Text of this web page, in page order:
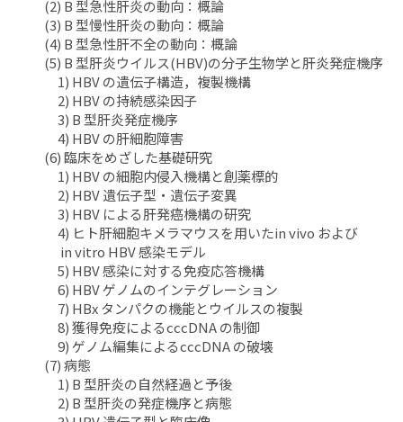
(2) B 型急性肝炎の動向：概論
(3) B 型慢性肝炎の動向：概論
(4) B 型急性肝不全の動向：概論
(5) B 型肝炎ウイルス(HBV)の分子生物学と肝炎発症機序
1) HBV の遺伝子構造，複製機構
2) HBV の持続感染因子
3) B 型肝炎発症機序
4) HBV の肝細胞障害
(6) 臨床をめざした基礎研究
1) HBV の細胞内侵入機構と創薬標的
2) HBV 遺伝子型・遺伝子変異
3) HBV による肝発癌機構の研究
4) ヒト肝細胞キメラマウスを用いたin vivo および
in vitro HBV 感染モデル
5) HBV 感染に対する免疫応答機構
6) HBV ゲノムのインテグレーション
7) HBx タンパクの機能とウイルスの複製
8) 獲得免疫によるcccDNA の制御
9) ゲノム編集によるcccDNA の破壊
(7) 病態
1) B 型肝炎の自然経過と予後
2) B 型肝炎の発症機序と病態